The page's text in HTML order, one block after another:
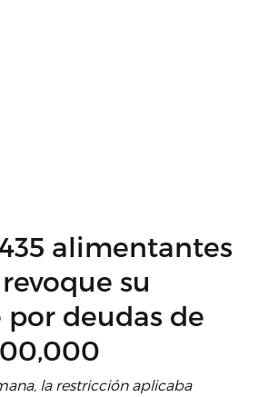
alimentantes
su
por deudas de
la restricción aplicaba